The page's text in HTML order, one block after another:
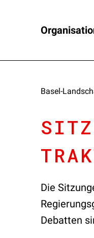
Basel-
Die
Debatten